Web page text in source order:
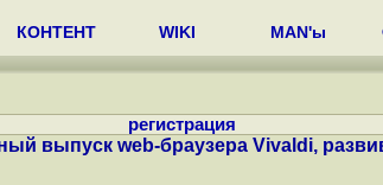
КОНТЕНТ WIKI MAN'ы
регистрация
выпуск web-браузера Vivaldi,